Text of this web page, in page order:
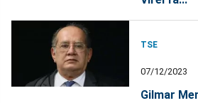
TSE
07/12/2023
Gilmar